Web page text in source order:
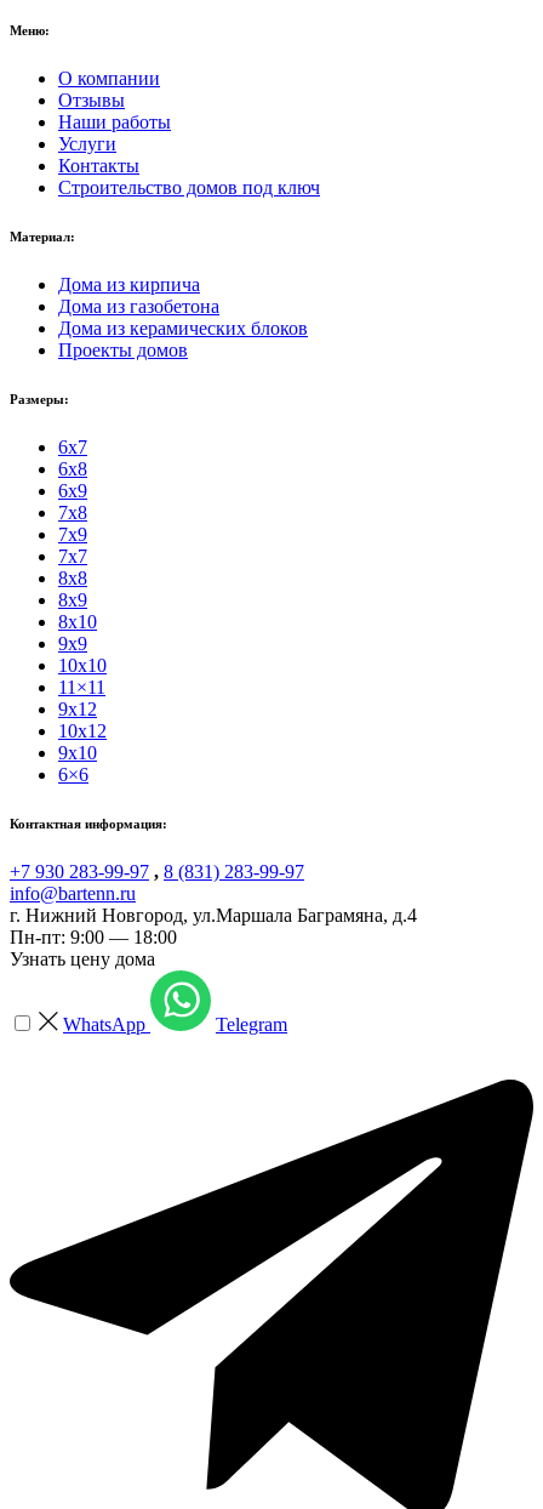
Меню:
О компании
Отзывы
Наши работы
Услуги
Контакты
Строительство домов под ключ
Материал:
Дома из кирпича
Дома из газобетона
Дома из керамических блоков
Проекты домов
Размеры:
6x7
6x8
6x9
7x8
7x9
7x7
8x8
8x9
8x10
9x9
10x10
11×11
9x12
10x12
9x10
6×6
Контактная информация:
+7 930 283-99-97 , 8 (831) 283-99-97
info@bartenn.ru
г. Нижний Новгород, ул.Маршала Баграмяна, д.4
Пн-пт: 9:00 — 18:00
Узнать цену дома
WhatsApp Telegram